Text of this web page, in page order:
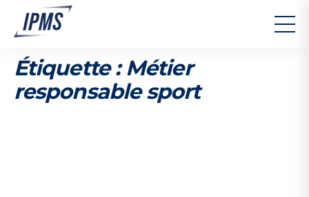
Étiquette :Métier
responsable sport